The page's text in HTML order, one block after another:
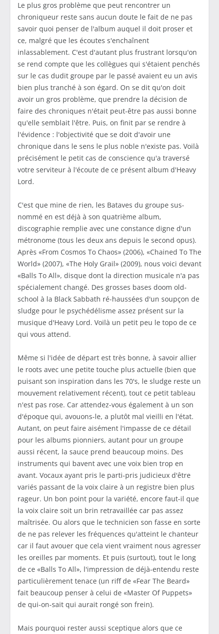
Le plus gros problème que peut rencontrer un
chroniqueur reste sans aucun doute le fait de ne pas
savoir quoi penser de l'album auquel il doit proser et
ce, malgré que les écoutes s'enchaînent
inlassablement. C'est d'autant plus frustrant lorsqu'on
se rend compte que les collègues qui s'étaient penchés
sur le cas dudit groupe par le passé avaient eu un avis
bien plus tranché à son égard. On se dit qu'on doit
avoir un gros problème, que prendre la décision de
faire des chroniques n'était peut-être pas aussi bonne
qu'elle semblait l'être. Puis, on finit par se rendre à
l'évidence : l'objectivité que se doit d'avoir une
chronique dans le sens le plus noble n'existe pas. Voilà
précisément le petit cas de conscience qu'a traversé
votre serviteur à l'écoute de ce présent album d'Heavy
Lord.
C'est que mine de rien, les Bataves du groupe sus-
nommé en est déjà à son quatrième album,
discographie remplie avec une constance digne d'un
métronome (tous les deux ans depuis le second opus).
Après «From Cosmos To Chaos» (2006), «Chained To The
World» (2007), «The Holy Grail» (2009), nous voici devant
«Balls To All», disque dont la direction musicale n'a pas
spécialement changé. Des grosses bases doom old-
school à la Black Sabbath ré-haussées d'un soupçon de
sludge pour le psychédélisme assez présent sur la
musique d'Heavy Lord. Voilà un petit peu le topo de ce
qui vous attend.
Même si l'idée de départ est très bonne, à savoir allier
le roots avec une petite touche plus actuelle (bien que
puisant son inspiration dans les 70's, le sludge reste un
mouvement relativement récent), tout ce petit tableau
n'est pas rose. Car attendez-vous également à un son
d'époque qui, avouons-le, a plutôt mal vieilli en l'état.
Autant, on peut faire aisément l'impasse de ce détail
pour les albums pionniers, autant pour un groupe
aussi récent, la sauce prend beaucoup moins. Des
instruments qui bavent avec une voix bien trop en
avant. Vocaux ayant pris le parti-pris judicieux d'être
variés passant de la voix claire à un registre bien plus
rageur. Un bon point pour la variété, encore faut-il que
la voix claire soit un brin retravaillée car pas assez
maîtrisée. Ou alors que le technicien son fasse en sorte
de ne pas relever les fréquences qu'atteint le chanteur
car il faut avouer que cela vient vraiment nous agresser
les oreilles par moments. Et puis (surtout), tout le long
de ce «Balls To All», l'impression de déjà-entendu reste
particulièrement tenace (un riff de «Fear The Beard»
fait beaucoup penser à celui de «Master Of Puppets»
de qui-on-sait qui aurait rongé son frein).
Mais pourquoi rester aussi sceptique alors que ce